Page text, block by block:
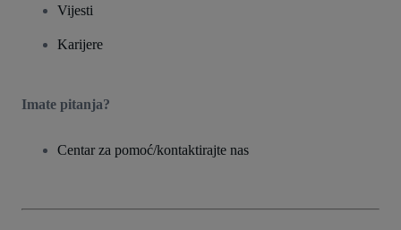
Vijesti
Karijere
Imate pitanja?
Centar za pomoć/kontaktirajte nas